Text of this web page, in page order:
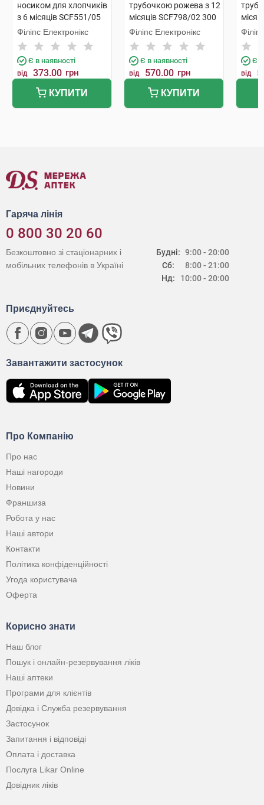
носиком для хлопчиків
з 6 місяців SCF551/05
200 мл 1 шт
Філіпс Електронікс
Є в наявності
від 373.00 грн
КУПИТИ
трубочкою рожева з 12
місяців SCF798/02 300
мл 1 шт
Філіпс Електронікс
Є в наявності
від 570.00 грн
КУПИТИ
мл 1
Є в
від
Гаряча лінія
0 800 30 20 60
Будні:
Сб:
Нд:
9:00 - 20:00
8:00 - 21:00
10:00 - 20:00
Безкоштовно зі стаціонарних і
мобільних телефонів в Україні
Про Компанію
Про нас
Наші нагороди
Новини
Франшиза
Робота у нас
Наші автори
Контакти
Політика конфіденційності
Угода користувача
Оферта
Корисно знати
Наш блог
Пошук і онлайн-резервування ліків
Наші аптеки
Програми для клієнтів
Довідка і Служба резервування
Застосунок
Запитання і відповіді
Оплата і доставка
Послуга Likar Online
Довідник ліків
Завантажити застосунок
Приєднуйтесь